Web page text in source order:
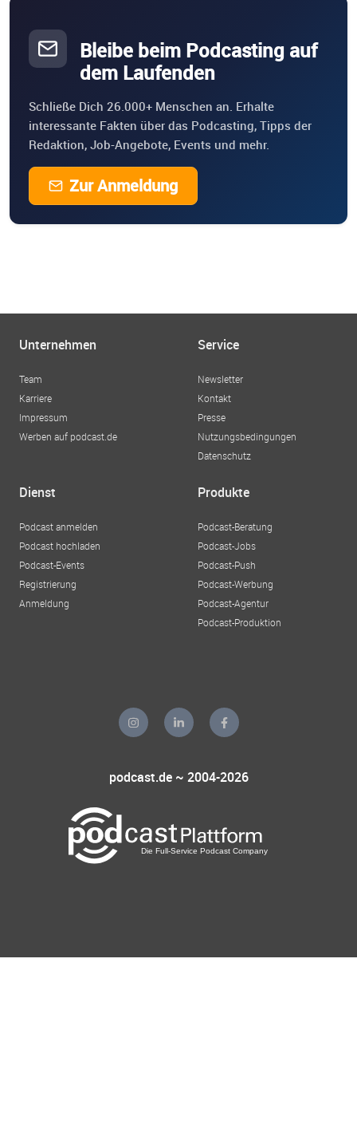
Bleibe beim Podcasting auf
dem Laufenden
Schließe Dich 26.000+ Menschen an. Erhalte
interessante Fakten über das Podcasting, Tipps der
Redaktion, Job-Angebote, Events und mehr.
Zur Anmeldung
Unternehmen
Team
Karriere
Impressum
Werben auf podcast.de
Service
Newsletter
Kontakt
Presse
Nutzungsbedingungen
Datenschutz
Dienst
Podcast anmelden
Podcast hochladen
Podcast-Events
Registrierung
Anmeldung
Produkte
Podcast-Beratung
Podcast-Jobs
Podcast-Push
Podcast-Werbung
Podcast-Agentur
Podcast-Produktion
podcast.de ~ 2004-2026